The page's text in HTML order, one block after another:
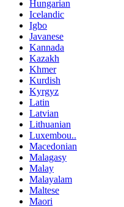
Hungarian
Icelandic
Igbo
Javanese
Kannada
Kazakh
Khmer
Kurdish
Kyrgyz
Latin
Latvian
Lithuanian
Luxembou..
Macedonian
Malagasy
Malay
Malayalam
Maltese
Maori